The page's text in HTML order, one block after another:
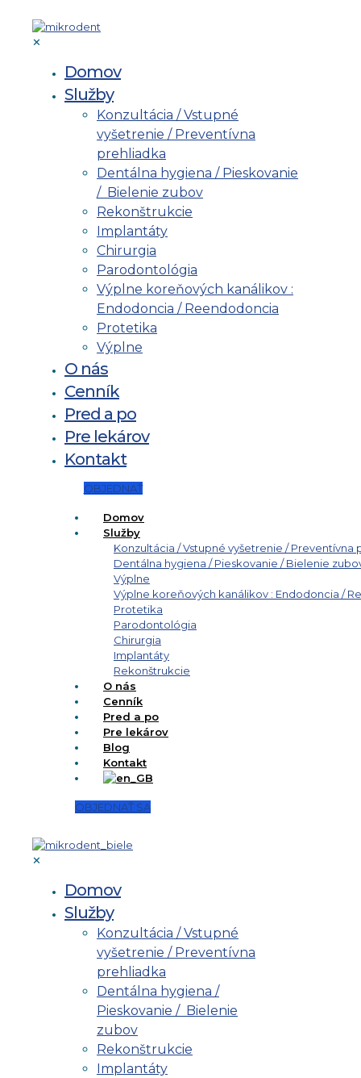
✕
Domov
Služby
Konzultácia / Vstupné
vyšetrenie / Preventívna
prehliadka
Dentálna hygiena / Pieskovanie
/ Bielenie zubov
Rekonštrukcie
Implantáty
Chirurgia
Parodontológia
Výplne koreňových kanálikov :
Endodoncia / Reendodoncia
Protetika
Výplne
O nás
Cenník
Pred a po
Pre lekárov
Kontakt
OBJEDNAŤ
Domov
Služby
Konzultácia / Vstupné vyšetrenie / Preventívna
Dentálna hygiena / Pieskovanie / Bielenie
Výplne
Výplne koreňových kanálikov : Endodoncia /
Protetika
Parodontológia
Chirurgia
Implantáty
Rekonštrukcie
O nás
Cenník
Pred a po
Pre lekárov
Blog
Kontakt
OBJEDNAŤ SA
✕
Domov
Služby
Konzultácia / Vstupné
vyšetrenie / Preventívna
prehliadka
Dentálna hygiena /
Pieskovanie / Bielenie
zubov
Rekonštrukcie
Implantáty